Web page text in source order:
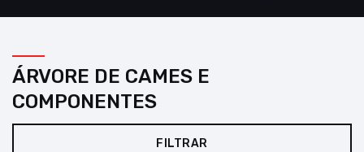
ÁRVORE DE CAMES E
COMPONENTES
FILTRAR